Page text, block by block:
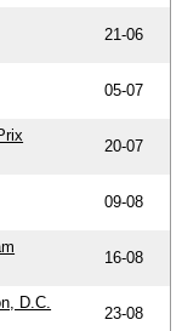
21-06
05-07
20-07
09-08
16-08
D.C.
23-08